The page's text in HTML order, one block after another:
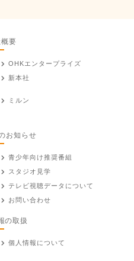
要
OHKエンタープライズ
新本社
ミルン
お知らせ
青少年向け推奨番組
スタジオ見学
テレビ視聴データについて
お問い合わせ
の取扱
個人情報について